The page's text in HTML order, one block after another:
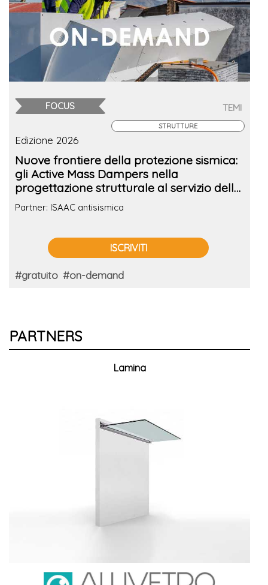
FOCUS TEMI
STRUTTURE
Edizione 2026
Nuove frontiere della protezione sismica:
gli Active Mass Dampers nella
progettazione strutturale al servizio della
comunità
Partner: ISAAC antisismica
ISCRIVITI
#gratuito #on-demand
PARTNERS
Lamina